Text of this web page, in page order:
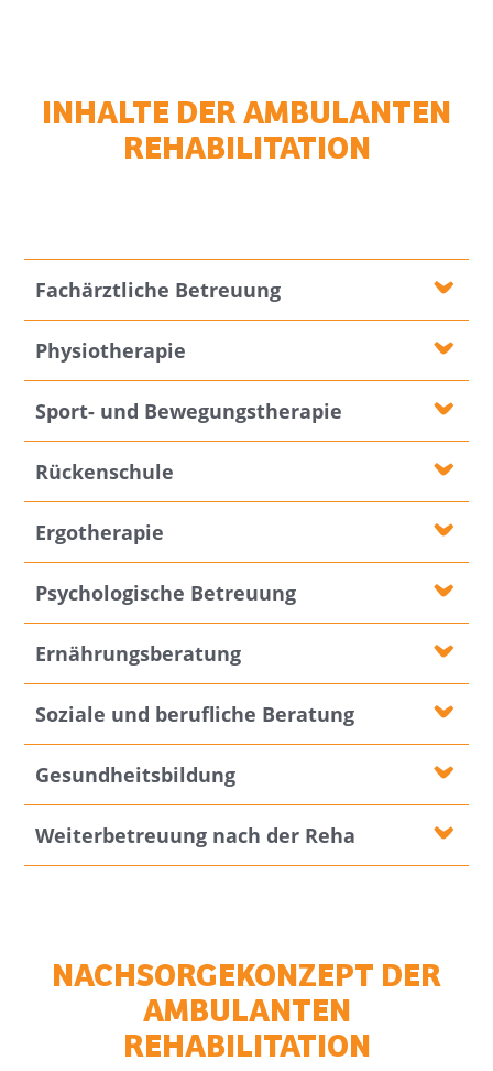
INHALTE DER AMBULANTEN
REHABILITATION
Fachärztliche Betreuung
Physiotherapie
Sport- und Bewegungstherapie
Rückenschule
Ergotherapie
Psychologische Betreuung
Ernährungsberatung
Soziale und berufliche Beratung
Gesundheitsbildung
Weiterbetreuung nach der Reha
NACHSORGEKONZEPT DER
AMBULANTEN
REHABILITATION